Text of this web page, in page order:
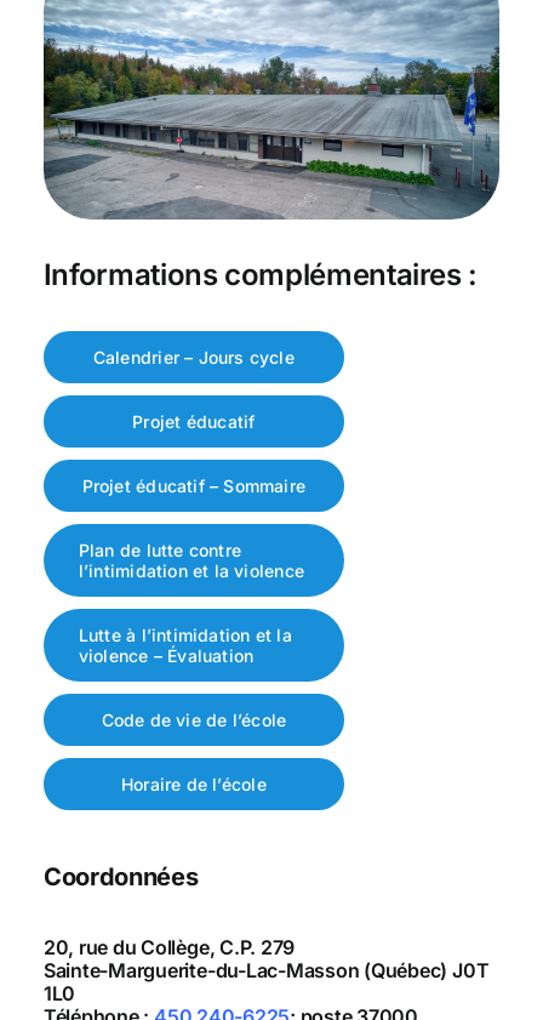
Informations complémentaires :
Calendrier – Jours cycle
Projet éducatif
Projet éducatif – Sommaire
Plan de lutte contre
l’intimidation et la violence
Lutte à l’intimidation et la
violence – Évaluation
Code de vie de l’école
Horaire de l’école
Coordonnées
20, rue du Collège, C.P. 279
Sainte-Marguerite-du-Lac-Masson (Québec) J0T
1L0